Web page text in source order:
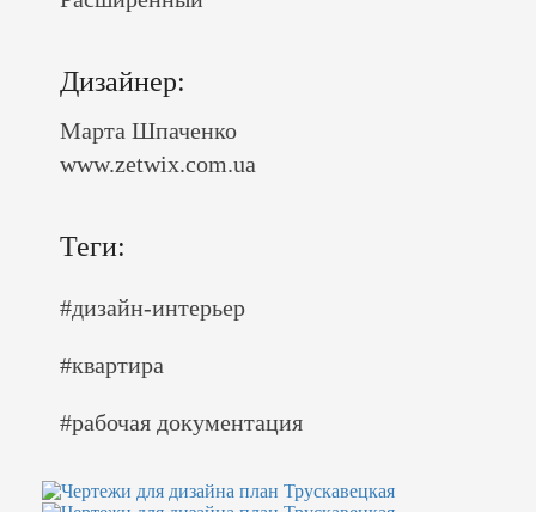
Дизайнер:
Марта Шпаченко
www.zetwix.com.ua
Теги:
#дизайн-интерьер
#квартира
#рабочая документация